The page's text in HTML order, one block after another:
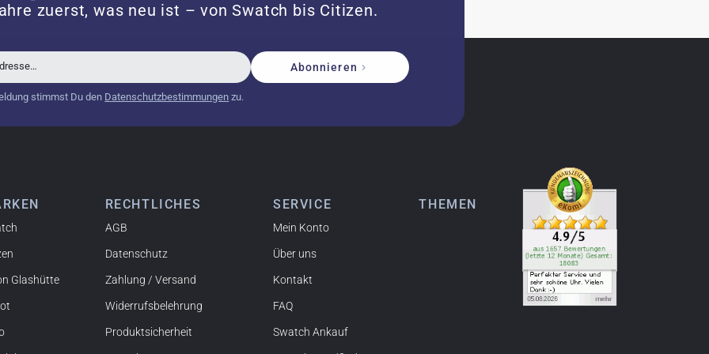
Uhr. Vielen Dank :-)
from 2003 is really a time capsule! Very satisfied to find
NY) und habe bereits mehrere Uhren bei watchpapst
zuerst, was neu ist – von Swatch bis Citizen.
Abonnieren
stimmst Du den Datenschutzbestimmungen zu.
Glashütte
RECHTLICHES
AGB
Datenschutz
Zahlung / Versand
Widerrufsbelehrung
Produktsicherheit
SERVICE
Mein Konto
Über uns
Kontakt
FAQ
Swatch Ankauf
THEMEN